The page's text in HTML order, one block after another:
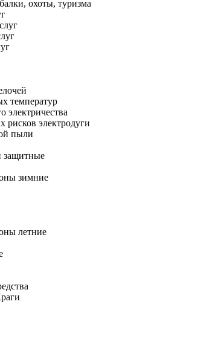
охоты, туризма
температур
электричества
рисков электродуги
пыли
защитные
зимние
летние